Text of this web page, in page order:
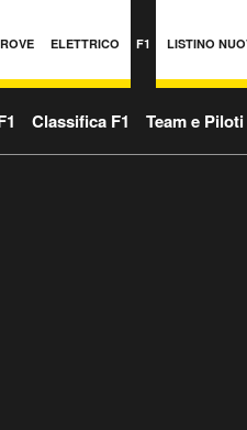
ELETTRICO F1 LISTINO
Classifica F1 Team e Piloti